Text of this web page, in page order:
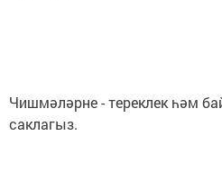
Чишмәләрне - тереклек һәм
саклагыз.